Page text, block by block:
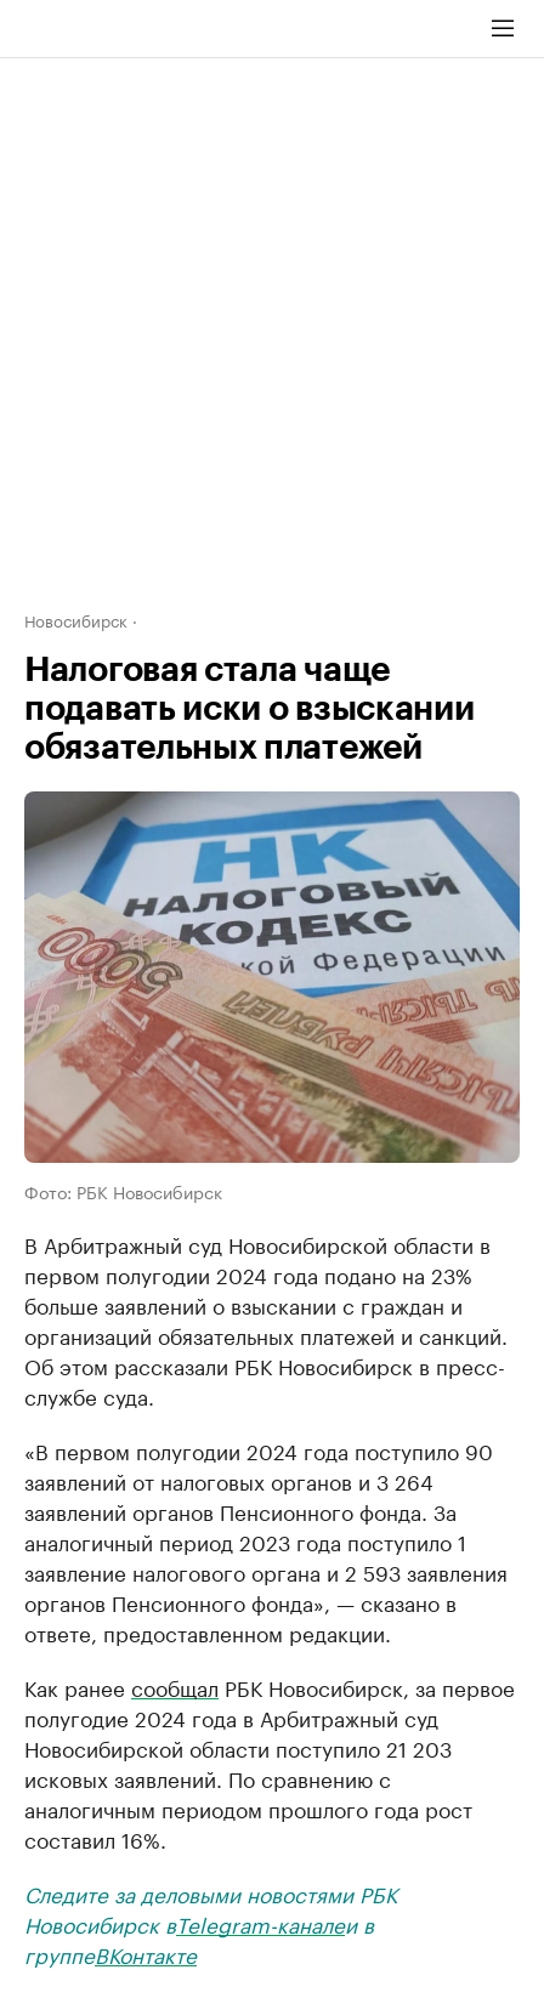
Новосибирск
Налоговая стала чаще
подавать иски о взыскании
обязательных платежей
Фото: РБК Новосибирск
В Арбитражный суд Новосибирской области в
первом полугодии 2024 года подано на 23%
больше заявлений о взыскании с граждан и
организаций обязательных платежей и санкций.
Об этом рассказали РБК Новосибирск в пресс-
службе суда.
«В первом полугодии 2024 года поступило 90
заявлений от налоговых органов и 3 264
заявлений органов Пенсионного фонда. За
аналогичный период 2023 года поступило 1
заявление налогового органа и 2 593 заявления
органов Пенсионного фонда», — сказано в
ответе, предоставленном редакции.
Как ранее сообщал РБК Новосибирск, за первое
полугодие 2024 года в Арбитражный суд
Новосибирской области поступило 21 203
исковых заявлений. По сравнению с
аналогичным периодом прошлого года рост
составил 16%.
Следите за деловыми новостями РБК
Новосибирск вTelegram-каналеи в
группеВКонтакте